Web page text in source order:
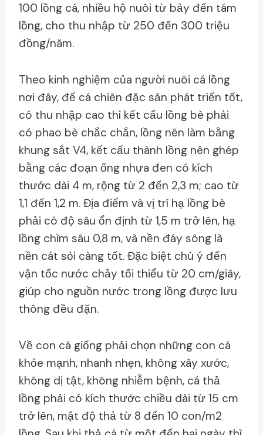
100 lồng cá, nhiều hộ nuôi từ bảy đến tám
lồng, cho thu nhập từ 250 đến 300 triệu
đồng/năm.
Theo kinh nghiệm của người nuôi cá lồng
nơi đây, để cá chiên đặc sản phát triển tốt,
có thu nhập cao thì kết cấu lồng bè phải
có phao bè chắc chắn, lồng nên làm bằng
khung sắt V4, kết cấu thành lồng nên ghép
bằng các đoạn ống nhựa đen có kích
thước dài 4 m, rộng từ 2 đến 2,3 m; cao từ
1,1 đến 1,2 m. Địa điểm và vị trí hạ lồng bè
phải có độ sâu ổn định từ 1,5 m trở lên, hạ
lồng chìm sâu 0,8 m, và nền đáy sông là
nền cát sỏi càng tốt. Đặc biệt chú ý đến
vận tốc nước chảy tối thiểu từ 20 cm/giây,
giúp cho nguồn nước trong lồng được lưu
thông đều đặn.
Về con cá giống phải chọn những con cá
khỏe mạnh, nhanh nhẹn, không xây xước,
không dị tật, không nhiễm bệnh, cá thả
lồng phải có kích thước chiều dài từ 15 cm
trở lên, mật độ thả từ 8 đến 10 con/m2